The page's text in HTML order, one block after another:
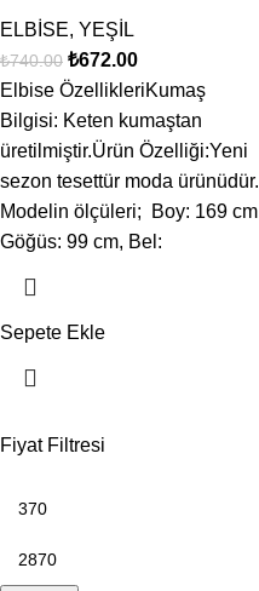
Fiyat Filtresi
ELBİSE, YEŞİL
₺740.00 ₺672.00
Elbise ÖzellikleriKumaş
Bilgisi: Keten kumaştan
üretilmiştir.Ürün Özelliği:Yeni
sezon tesettür moda ürünüdür.
Modelin ölçüleri; Boy: 169 cm
Göğüs: 99 cm, Bel:
Sepete Ekle